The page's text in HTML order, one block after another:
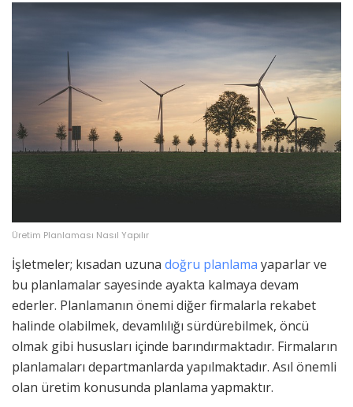
Üretim Planlaması Nasıl Yapılır
İşletmeler; kısadan uzuna doğru planlama yaparlar ve
bu planlamalar sayesinde ayakta kalmaya devam
ederler. Planlamanın önemi diğer firmalarla rekabet
halinde olabilmek, devamlılığı sürdürebilmek, öncü
olmak gibi hususları içinde barındırmaktadır. Firmaların
planlamaları departmanlarda yapılmaktadır. Asıl önemli
olan üretim konusunda planlama yapmaktır.